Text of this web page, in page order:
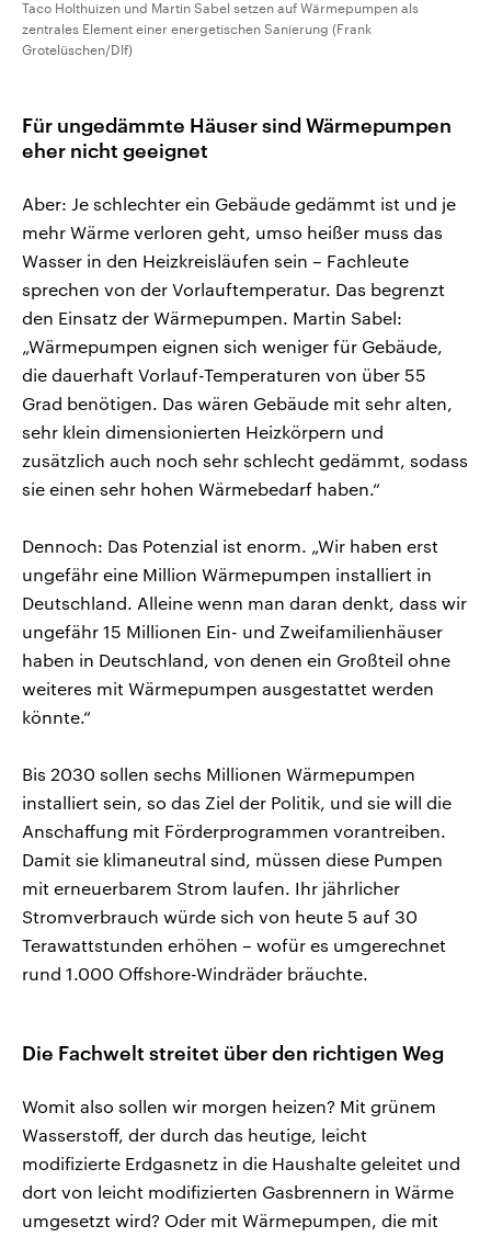
Taco Holthuizen und Martin Sabel setzen auf Wärmepumpen als
zentrales Element einer energetischen Sanierung (Frank
Grotelüschen/Dlf)
Für ungedämmte Häuser sind Wärmepumpen
eher nicht geeignet
Aber: Je schlechter ein Gebäude gedämmt ist und je
mehr Wärme verloren geht, umso heißer muss das
Wasser in den Heizkreisläufen sein – Fachleute
sprechen von der Vorlauftemperatur. Das begrenzt
den Einsatz der Wärmepumpen. Martin Sabel:
„Wärmepumpen eignen sich weniger für Gebäude,
die dauerhaft Vorlauf-Temperaturen von über 55
Grad benötigen. Das wären Gebäude mit sehr alten,
sehr klein dimensionierten Heizkörpern und
zusätzlich auch noch sehr schlecht gedämmt, sodass
sie einen sehr hohen Wärmebedarf haben.“
Dennoch: Das Potenzial ist enorm. „Wir haben erst
ungefähr eine Million Wärmepumpen installiert in
Deutschland. Alleine wenn man daran denkt, dass wir
ungefähr 15 Millionen Ein- und Zweifamilienhäuser
haben in Deutschland, von denen ein Großteil ohne
weiteres mit Wärmepumpen ausgestattet werden
könnte.“
Bis 2030 sollen sechs Millionen Wärmepumpen
installiert sein, so das Ziel der Politik, und sie will die
Anschaffung mit Förderprogrammen vorantreiben.
Damit sie klimaneutral sind, müssen diese Pumpen
mit erneuerbarem Strom laufen. Ihr jährlicher
Stromverbrauch würde sich von heute 5 auf 30
Terawattstunden erhöhen – wofür es umgerechnet
rund 1.000 Offshore-Windräder bräuchte.
Die Fachwelt streitet über den richtigen Weg
Womit also sollen wir morgen heizen? Mit grünem
Wasserstoff, der durch das heutige, leicht
modifizierte Erdgasnetz in die Haushalte geleitet und
dort von leicht modifizierten Gasbrennern in Wärme
umgesetzt wird? Oder mit Wärmepumpen, die mit